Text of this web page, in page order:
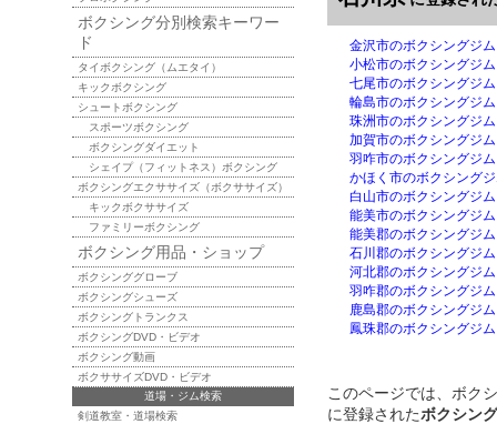
金沢市のボクシングジ
小松市のボクシングジ
七尾市のボクシングジ
輪島市のボクシングジ
珠洲市のボクシングジ
加賀市のボクシングジ
羽咋市のボクシングジ
かほく市のボクシング
白山市のボクシングジ
能美市のボクシングジ
能美郡のボクシングジ
石川郡のボクシングジ
河北郡のボクシングジ
羽咋郡のボクシングジ
鹿島郡のボクシングジ
鳳珠郡のボクシングジ
このページでは、ボク
に登録されたボクシン
ボクシング分別検索キーワー
ド
タイボクシング（ムエタイ）
キックボクシング
シュートボクシング
スポーツボクシング
ボクシングダイエット
シェイプ（フィットネス）ボクシング
ボクシングエクササイズ（ボクササイズ）
キックボクササイズ
ファミリーボクシング
ボクシング用品・ショップ
ボクシンググローブ
ボクシングシューズ
ボクシングトランクス
ボクシングDVD・ビデオ
ボクシング動画
ボクササイズDVD・ビデオ
道場・ジム検索
剣道教室・道場検索